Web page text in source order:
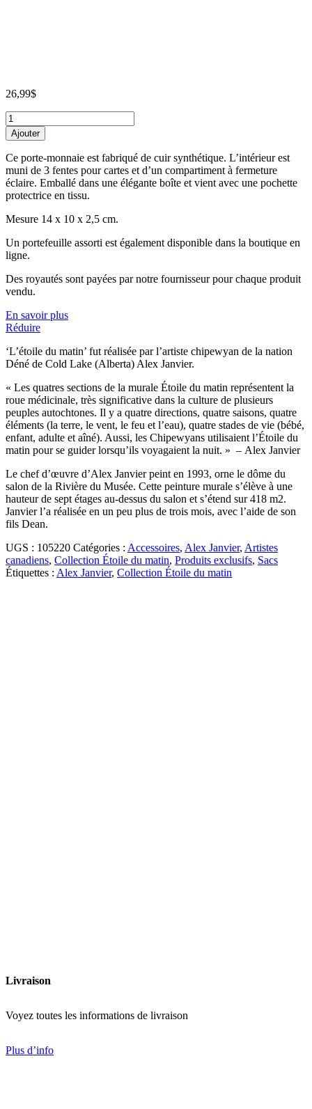
26,99$
Porte-
monnaie
de
l'Étoile
du
matin
d'Alex
Janvier
quantity
Ajouter
Ce porte-monnaie est fabriqué de cuir synthétique. L’intérieur est
muni de 3 fentes pour cartes et d’un compartiment à fermeture
éclaire. Emballé dans une élégante boîte et vient avec une pochette
protectrice en tissu.
Mesure 14 x 10 x 2,5 cm.
Un portefeuille assorti est également disponible dans la boutique en
ligne.
Des royautés sont payées par notre fournisseur pour chaque produit
vendu.
En savoir plus
Réduire
‘L’étoile du matin’ fut réalisée par l’artiste chipewyan de la nation
Déné de Cold Lake (Alberta) Alex Janvier.
« Les quatres sections de la murale Étoile du matin représentent la
roue médicinale, très significative dans la culture de plusieurs
peuples autochtones. Il y a quatre directions, quatre saisons, quatre
éléments (la terre, le vent, le feu et l’eau), quatre stades de vie (bébé,
enfant, adulte et aîné). Aussi, les Chipewyans utilisaient l’Étoile du
matin pour se guider lorsqu’ils voyagaient la nuit. » – Alex Janvier
Le chef d’œuvre d’Alex Janvier peint en 1993, orne le dôme du
salon de la Rivière du Musée. Cette peinture murale s’élève à une
hauteur de sept étages au-dessus du salon et s’étend sur 418 m2.
Janvier l’a réalisée en un peu plus de trois mois, avec l’aide de son
fils Dean.
UGS : 105220 Catégories : Accessoires, Alex Janvier, Artistes
canadiens, Collection Étoile du matin, Produits exclusifs, Sacs
Étiquettes : Alex Janvier, Collection Étoile du matin
Livraison
Voyez toutes les informations de livraison
Plus d’info